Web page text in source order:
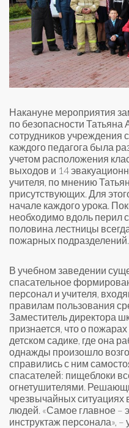
Накануне мероприятия
по безопасности Татьяна
сотрудников учреждения
каждого педагога была
учетом расположения
выходов и 14
учителя, по мнению
присутствующих. Для
начале каждого урока.
необходимо вдоль перил
половина лестницы
пожарных подразделений.
В учебном заведении
спасательное
персонал и учителя,
правилам пользования
Заместитель директора
признается, что о
детском садике, где она
однажды произошло
справились с ним
спасателей: пищеблоки
огнетушителями.
чрезвычайных ситуациях
людей. «Самое главное –
инструктаж персонала»,